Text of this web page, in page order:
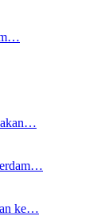
ke…